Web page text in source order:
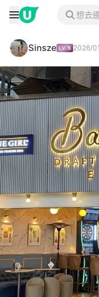
Sinsze 2026/